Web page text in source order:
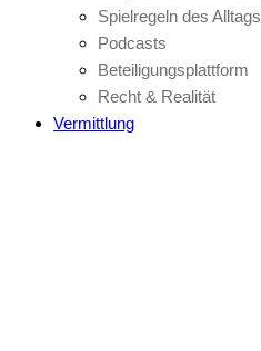
Spielregeln des Alltags
Podcasts
Beteiligungsplattform
Recht & Realität
Vermittlung